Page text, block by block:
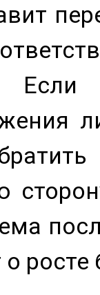
Если
о